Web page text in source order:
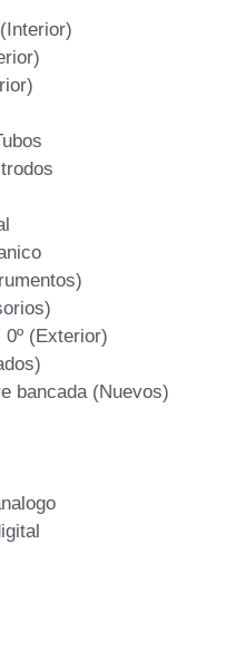
0º (Exterior)
bancada (Nuevos)